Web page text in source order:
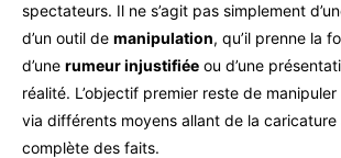
spectateurs. Il ne s’agit pas simplement
d’un outil de manipulation, qu’il prenne la
d’une rumeur injustifiée ou d’une
réalité. L’objectif premier reste de manipuler
via différents moyens allant de la caricature
complète des faits.